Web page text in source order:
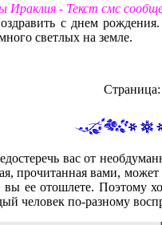
Ираклия - Текст смс
с днем
светлых на земле.
вас от
прочитанная вами,
вы ее отошлете. Поэтому
человек по-разному